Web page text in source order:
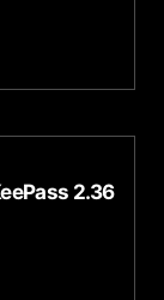
2.36